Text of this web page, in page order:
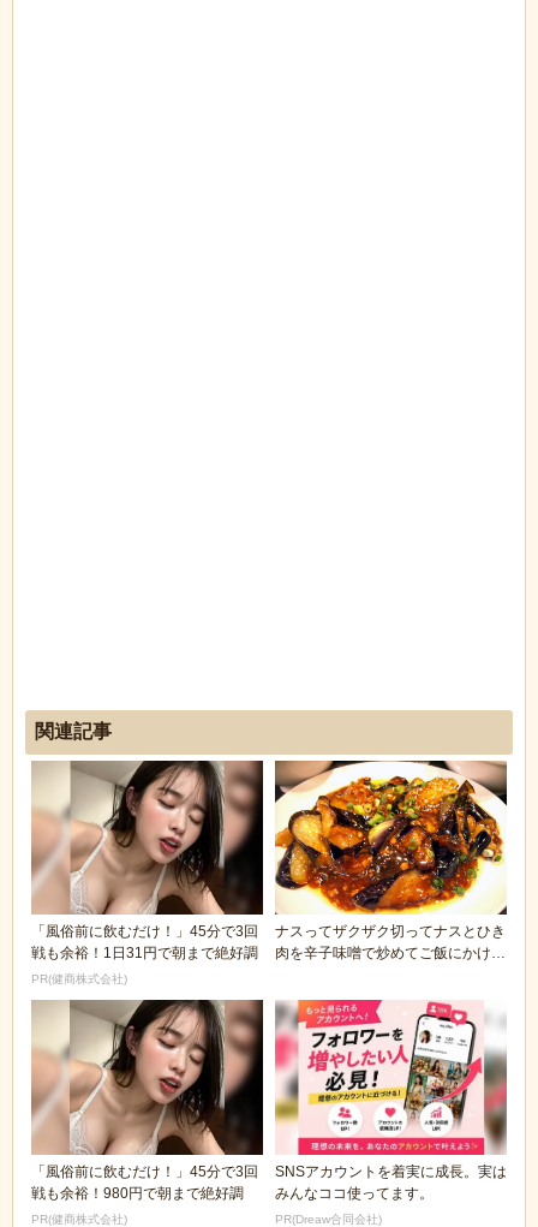
関連記事
「風俗前に飲むだけ！」45分で3回
戦も余裕！1日31円で朝まで絶好調
PR(健商株式会社)
ナスってザクザク切ってナスとひき
肉を辛子味噌で炒めてご飯にかけれ
「風俗前に飲むだけ！」45分で3回
戦も余裕！980円で朝まで絶好調
PR(健商株式会社)
SNSアカウントを着実に成長。実は
みんなココ使ってます。
PR(Dreaw合同会社)